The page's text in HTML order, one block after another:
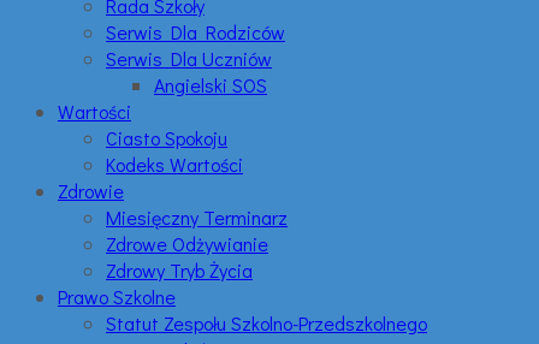
Rada Szkoły
Serwis Dla Rodziców
Serwis Dla Uczniów
Angielski SOS
Wartości
Ciasto Spokoju
Kodeks Wartości
Zdrowie
Miesięczny Terminarz
Zdrowe Odżywianie
Zdrowy Tryb Życia
Prawo Szkolne
Statut Zespołu Szkolno-Przedszkolnego